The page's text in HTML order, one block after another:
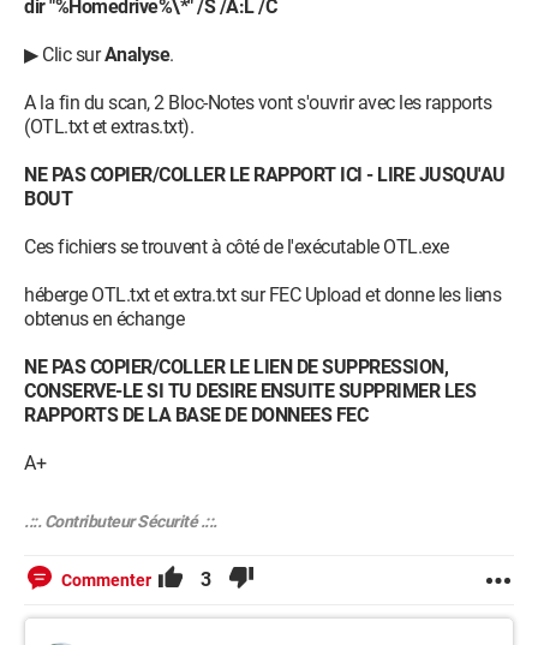
dir "%Homedrive%\*" /S /A:L /C
▶ Clic surAnalyse.
A la fin du scan, 2 Bloc-Notes vont s'ouvrir avec les rapports
(OTL.txt et extras.txt).
NE PAS COPIER/COLLER LE RAPPORT ICI - LIRE JUSQU'AU
BOUT
Ces fichiers se trouvent à côté de l'exécutable OTL.exe
héberge OTL.txt et extra.txt sur FEC Upload et donne les liens
obtenus en échange
NE PAS COPIER/COLLER LE LIEN DE SUPPRESSION,
CONSERVE-LE SI TU DESIRE ENSUITE SUPPRIMER LES
RAPPORTS DE LA BASE DE DONNEES FEC
A+
.::. Contributeur Sécurité .::.
Commenter 3